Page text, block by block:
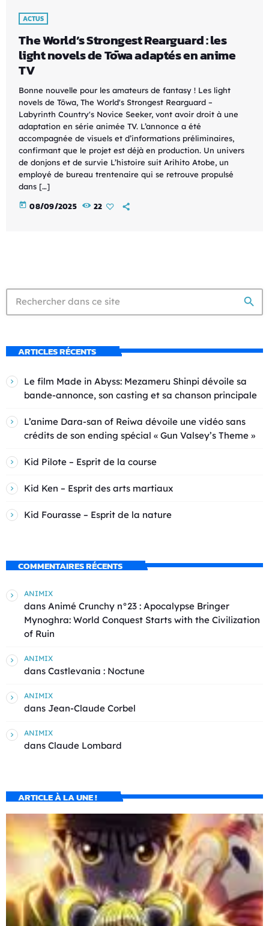
ACTUS
The World’s Strongest Rearguard : les
light novels de Tōwa adaptés en anime
TV
Bonne nouvelle pour les amateurs de fantasy ! Les light
novels de Tōwa, The World's Strongest Rearguard –
Labyrinth Country's Novice Seeker, vont avoir droit à une
adaptation en série animée TV. L’annonce a été
accompagnée de visuels et d’informations préliminaires,
confirmant que le projet est déjà en production. Un univers
de donjons et de survie L’histoire suit Arihito Atobe, un
employé de bureau trentenaire qui se retrouve propulsé
dans […]
today 08/09/2025 22
search
ARTICLES RÉCENTS
Le film Made in Abyss: Mezameru Shinpi dévoile sa
bande-annonce, son casting et sa chanson principale
L’anime Dara-san of Reiwa dévoile une vidéo sans
crédits de son ending spécial « Gun Valsey’s Theme »
Kid Pilote – Esprit de la course
Kid Ken – Esprit des arts martiaux
Kid Fourasse – Esprit de la nature
COMMENTAIRES RÉCENTS
ANIMIX
dans Animé Crunchy n°23 : Apocalypse Bringer
Mynoghra: World Conquest Starts with the Civilization
of Ruin
ANIMIX
dans Castlevania : Noctune
ANIMIX
dans Jean-Claude Corbel
ANIMIX
dans Claude Lombard
ARTICLE À LA UNE !